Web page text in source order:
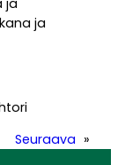
ja
ja
Seuraava »